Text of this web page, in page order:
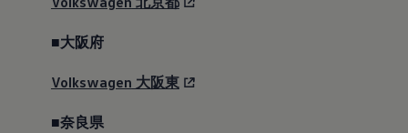
■大阪府
Volkswagen 大阪東
■奈良県